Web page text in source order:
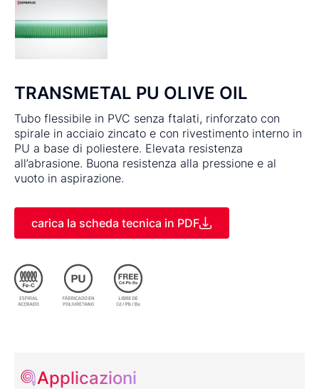
TRANSMETAL PU OLIVE OIL
Tubo flessibile in PVC senza ftalati, rinforzato con
spirale in acciaio zincato e con rivestimento interno in
PU a base di poliestere. Elevata resistenza
all’abrasione. Buona resistenza alla pressione e al
vuoto in aspirazione.
carica la scheda tecnica in PDF
Applicazioni